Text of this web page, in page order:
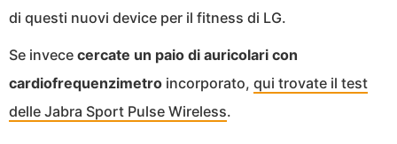
di questi nuovi device per il fitness di LG.
Se invece cercate un paio di auricolari con
cardiofrequenzimetro incorporato, qui trovate il test
delle Jabra Sport Pulse Wireless.